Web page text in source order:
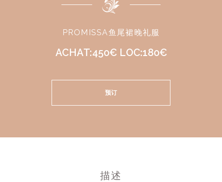
PROMISSA鱼尾裙晚礼服
ACHAT:450€ LOC:180€
预订
描述